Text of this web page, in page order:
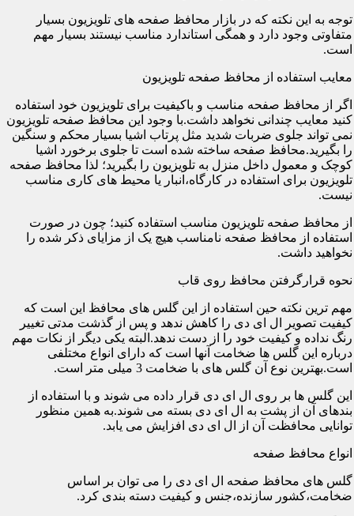
توجه به این نکته که در بازار محافظ صفحه های تلویزیون بسیار
متفاوتی وجود دارد و همگی استاندارد مناسب نیستند بسیار مهم
است.
معایب استفاده از محافظ صفحه تلویزیون
اگر از محافظ صفحه مناسب و باکیفیت برای تلویزیون خود استفاده
کنید معایب چندانی نخواهد داشت.با وجود این محافظ صفحه تلویزیون
نمی تواند جلوی ضربات شدید مثل پرتاب اشیا بسیار محکم و سنگین
را بگیرید.محافظ صفحه ساخته شده است تا جلوی برخورد اشیا
کوچک و معمول داخل منزل به تلویزیون را بگیرید؛ لذا محافظ صفحه
تلویزیون برای استفاده در کارگاه،انبار یا محیط های کاری مناسب
نیست.
از محافظ صفحه تلویزیون مناسب استفاده کنید؛ چون در صورت
استفاده از محافظ صفحه نامناسب هیچ یک از مزایای ذکر شده را
نخواهید داشت.
نحوه قرارگرفتن محافظ روی قاب
مهم ترین نکته حین استفاده از این گلس های محافظ این است که
کیفیت تصویر ال ای دی را کاهش ندهد و پس از گذشت مدتی تغییر
رنگ نداده و کیفیت خود را از دست ندهد.البته یکی دیگر از نکات مهم
درباره این گلس ها ضخامت آنها است که دارای انواع مختلفی
است.بهترین نوع آن گلس های با ضخامت 3 میلی متر است.
این گلس ها بر روی ال ای دی قرار داده می شوند و با استفاده از
بندهای آن از پشت به ال ای دی بسته می شوند.به همین منظور
توانایی محافظت آن از ال ای دی افزایش می یابد.
انواع محافظ صفحه
گلس های محافظ صفحه ال ای دی را می توان بر اساس
ضخامت،کشور سازنده،جنس و کیفیت دسته بندی کرد.